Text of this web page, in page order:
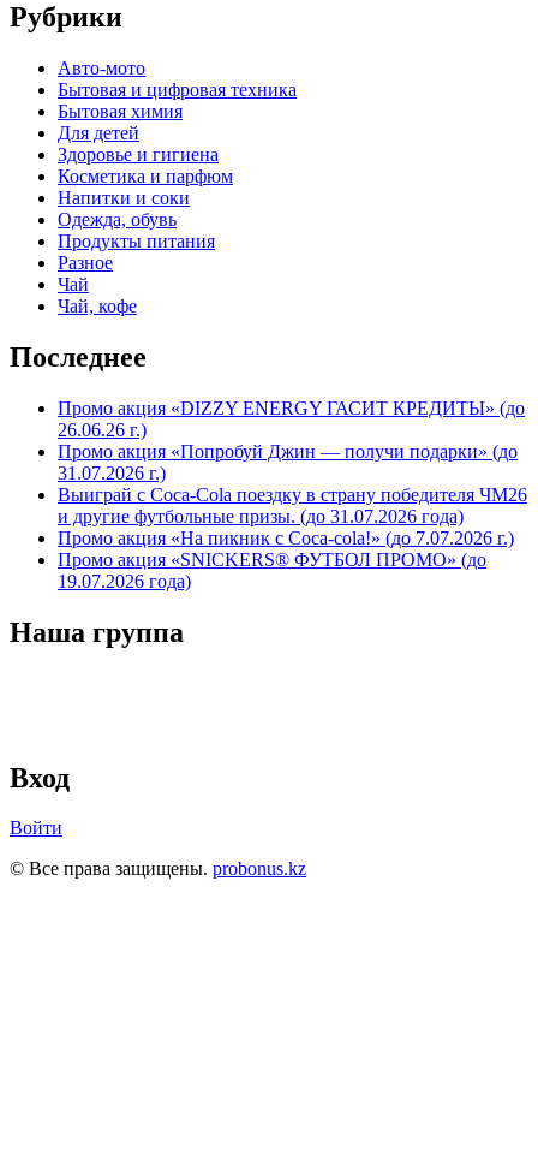
Рубрики
Авто-мото
Бытовая и цифровая техника
Бытовая химия
Для детей
Здоровье и гигиена
Косметика и парфюм
Напитки и соки
Одежда, обувь
Продукты питания
Разное
Чай
Чай, кофе
Последнее
Промо акция «DIZZY ENERGY ГАСИТ КРЕДИТЫ» (до
26.06.26 г.)
Промо акция «Попробуй Джин — получи подарки» (до
31.07.2026 г.)
Выиграй с Coca-Cola поездку в страну победителя ЧМ26
и другие футбольные призы. (до 31.07.2026 года)
Промо акция «На пикник с Coca-cola!» (до 7.07.2026 г.)
Промо акция «SNICKERS® ФУТБОЛ ПРОМО» (до
19.07.2026 года)
Наша группа
Вход
Войти
© Все права защищены. probonus.kz